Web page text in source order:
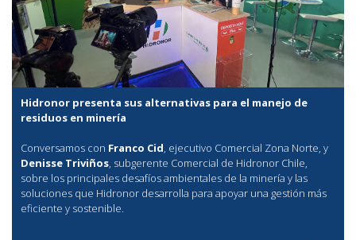
Hidronor presenta sus alternativas para el manejo de
residuos en minería
Conversamos con Franco Cid, ejecutivo Comercial Zona Norte, y
Denisse Triviños, subgerente Comercial de Hidronor Chile,
sobre los principales desafíos ambientales de la minería y las
soluciones que Hidronor desarrolla para apoyar una gestión más
eficiente y sostenible.